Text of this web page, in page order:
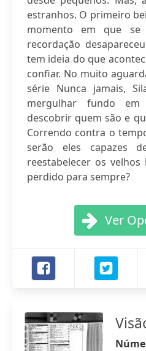
estranhos. O primeiro
momento em que se
recordação
tem ideia do que
confiar. No muito
série Nunca jamais,
mergulhar fundo
descobrir quem são e
Correndo contra o
serão eles capazes
reestabelecer os
perdido para sempre?
Ver